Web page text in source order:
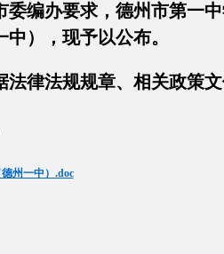
委编办要求，德州市第一
），现予以公布。
法律法规规章、相关政策
州一中）.doc